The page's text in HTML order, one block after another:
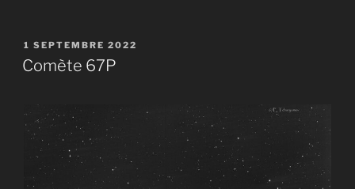
PUBLIÉ
LE
1 SEPTEMBRE 2022
Comète 67P